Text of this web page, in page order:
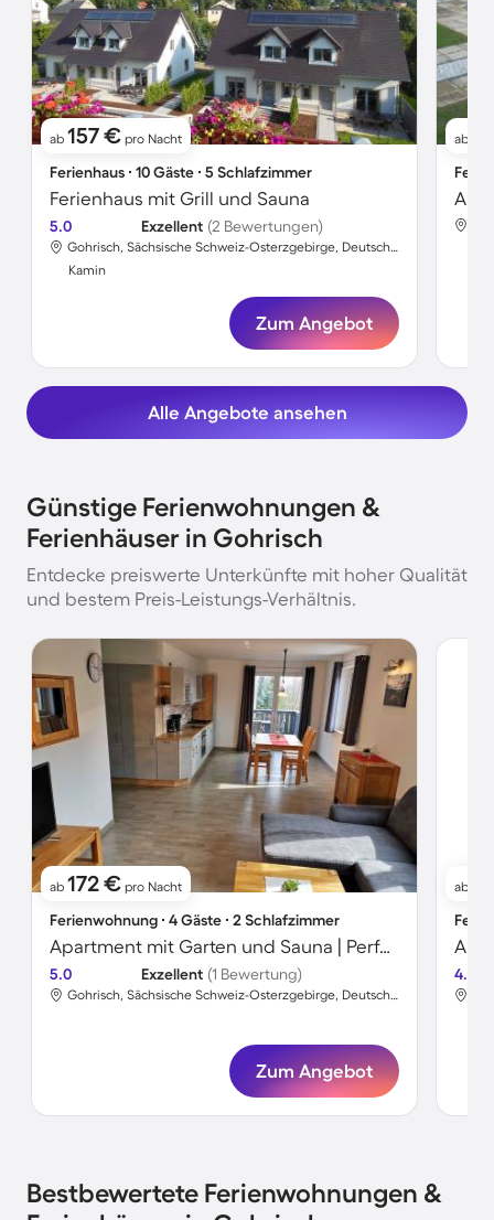
ab 157 € pro Nacht
Ferienhaus ∙ 10 Gäste ∙ 5 Schlafzimmer
Ferienhaus mit Grill und Sauna
5.0 Exzellent (2 Bewertungen)
Gohrisch, Sächsische Schweiz-Osterzgebirge, Deutschland
Kamin
Zum Angebot
ab
Alle Angebote ansehen
Günstige Ferienwohnungen &
Ferienhäuser in Gohrisch
Entdecke preiswerte Unterkünfte mit hoher Qualität
und bestem Preis-Leistungs-Verhältnis.
ab 172 € pro Nacht
Ferienwohnung ∙ 4 Gäste ∙ 2 Schlafzimmer
Apartment mit Garten und Sauna | Perfekt für die Arbeit von Zuhause
5.0 Exzellent (1 Bewertung)
Gohrisch, Sächsische Schweiz-Osterzgebirge, Deutschland
Zum Angebot
ab
4.7
Bestbewertete Ferienwohnungen &